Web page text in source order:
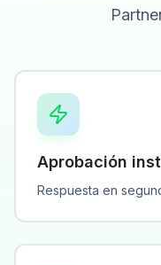
Aprobación
Respuesta en